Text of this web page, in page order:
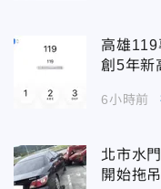
高雄119
創5年新
6小時前
北市水
開始拖吊